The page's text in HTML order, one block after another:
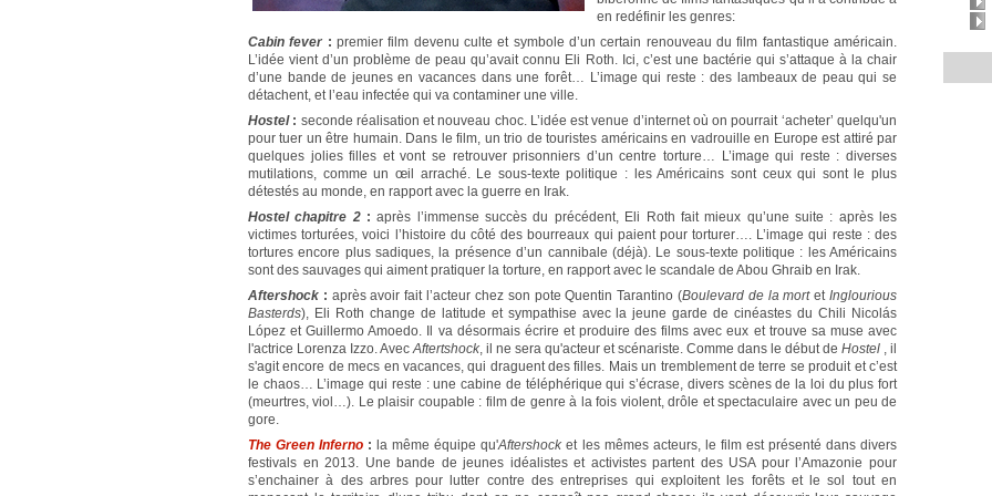
en redéfinir les genres:
Cabin fever : premier film devenu culte et symbole d’un certain renouveau du film fantastique américain.
L’idée vient d’un problème de peau qu’avait connu Eli Roth. Ici, c’est une bactérie qui s’attaque à la chair
d’une bande de jeunes en vacances dans une forêt… L’image qui reste : des lambeaux de peau qui se
détachent, et l’eau infectée qui va contaminer une ville.
Hostel: seconde réalisation et nouveau choc. L’idée est venue d’internet où on pourrait ‘acheter’ quelqu'un
pour tuer un être humain. Dans le film, un trio de touristes américains en vadrouille en Europe est attiré par
quelques jolies filles et vont se retrouver prisonniers d’un centre torture… L’image qui reste : diverses
mutilations, comme un œil arraché. Le sous-texte politique : les Américains sont ceux qui sont le plus
détestés au monde, en rapport avec la guerre en Irak.
Hostel chapitre 2 :après l’immense succès du précédent, Eli Roth fait mieux qu’une suite : après les
victimes torturées, voici l’histoire du côté des bourreaux qui paient pour torturer…. L’image qui reste : des
tortures encore plus sadiques, la présence d’un cannibale (déjà). Le sous-texte politique : les Américains
sont des sauvages qui aiment pratiquer la torture, en rapport avec le scandale de Abou Ghraib en Irak.
Aftershock : après avoir fait l’acteur chez son pote Quentin Tarantino (Boulevard de la mortet Inglourious
Basterds), Eli Roth change de latitude et sympathise avec la jeune garde de cinéastes du Chili Nicolás
López et Guillermo Amoedo. Il va désormais écrire et produire des films avec eux et trouve sa muse avec
l'actrice Lorenza Izzo. AvecAftertshock, il ne sera qu'acteur et scénariste. Comme dans le début de Hostel , il
s'agit encore de mecs en vacances, qui draguent des filles. Mais un tremblement de terre se produit et c’est
le chaos… L’image qui reste : une cabine de téléphérique qui s’écrase, divers scènes de la loi du plus fort
(meurtres, viol…). Le plaisir coupable : film de genre à la fois violent, drôle et spectaculaire avec un peu de
gore.
The Green Inferno : la même équipe qu'Aftershock et les mêmes acteurs, le film est présenté dans divers
festivals en 2013. Une bande de jeunes idéalistes et activistes partent des USA pour l’Amazonie pour
s’enchainer à des arbres pour lutter contre des entreprises qui exploitent les forêts et le sol tout en